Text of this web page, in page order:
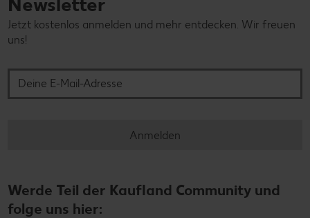
Jetzt kostenlos anmelden und mehr entdecken. Wir freuen
uns!
Anmelden
Werde Teil der Kaufland Community und
folge uns hier: